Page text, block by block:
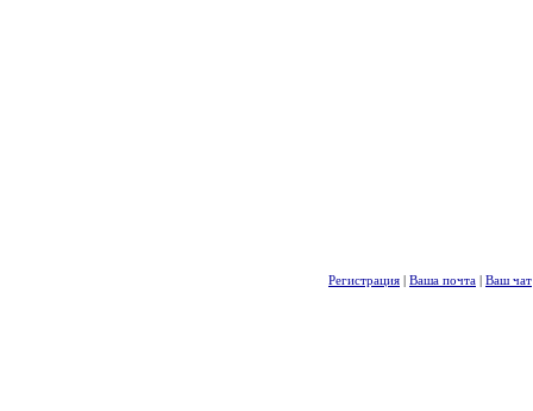
Регистрация | Ваша почта | Ваш чат